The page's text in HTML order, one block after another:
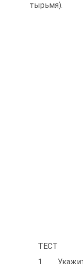
тырьмя).
ТЕСТ
1.